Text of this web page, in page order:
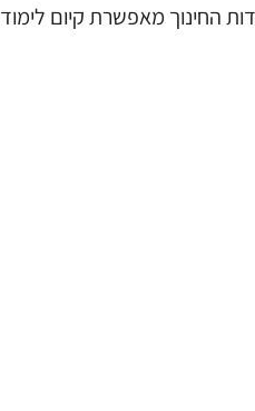
החינוך מאפשרת קיום